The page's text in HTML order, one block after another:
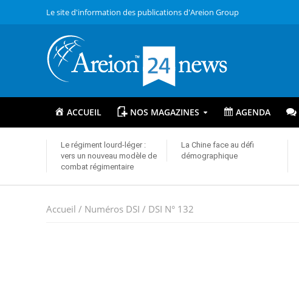
Le site d'information des publications d'Areion Group
ACCUEIL NOS MAGAZINES AGENDA
Le régiment lourd-léger :
vers un nouveau modèle de
combat régimentaire
La Chine face au défi
démographique
Accueil / Numéros DSI / DSI N° 132